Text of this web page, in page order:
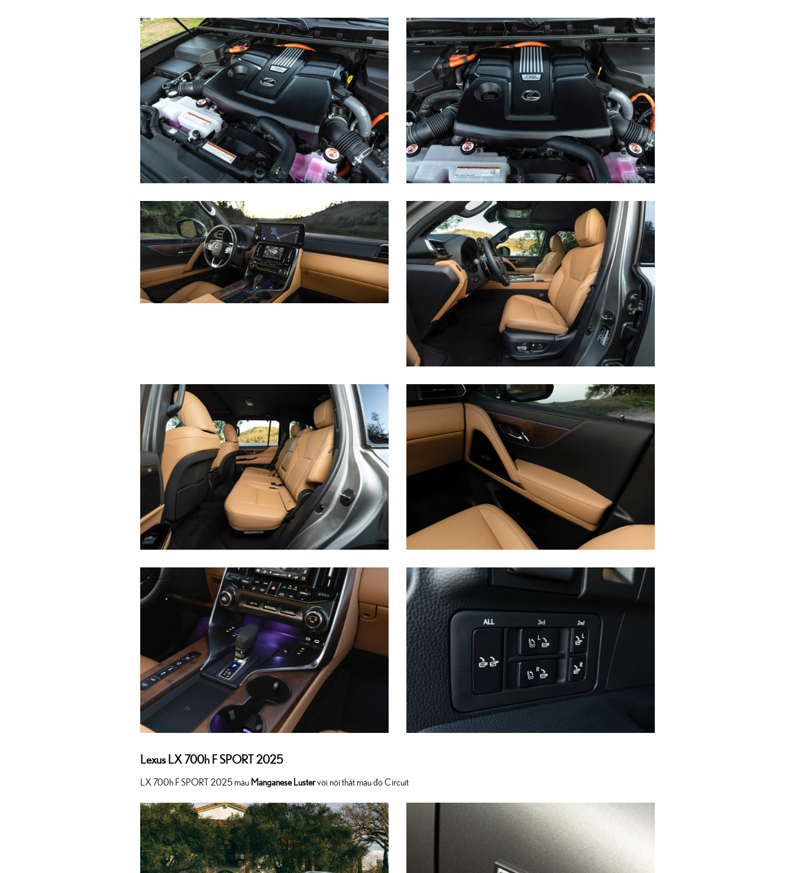
Lexus LX 700h F SPORT 2025
LX 700h F SPORT 2025 màu Manganese Lustervới nội thất màu đỏ Circuit